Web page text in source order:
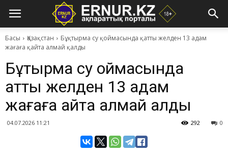
Басы Қазақстан
Бұқтырма су қоймасында қатты желден 13 адам
жағаға қайта алмай қалды
Бұқтырма су қоймасында
қатты желден 13 адам
жағаға қайта алмай қалды
04.07.2026 11:21 0
292